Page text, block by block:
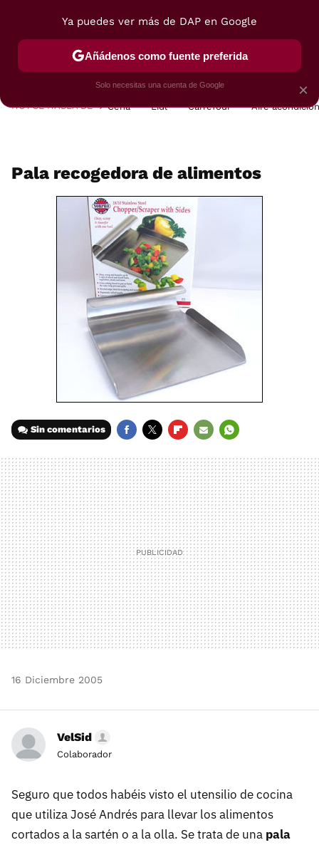
POSTRES VIAJES SELECCIÓN VEGUI
HOY SE HABLA DE Cena Lidl Carrefour Aire
Pala recogedora de alimentos
Sin comentarios
MAIL
16 Diciembre 2005
VelSid
Colaborador
Seguro que todos habéis visto el utensilio de cocina
que utiliza José Andrés para llevar los alimentos
cortados a la sartén o a la olla. Se trata de una pala
×
Ya puedes ver más de DAP en Google
Añádenos como fuente preferida
Solo necesitas una cuenta de Google